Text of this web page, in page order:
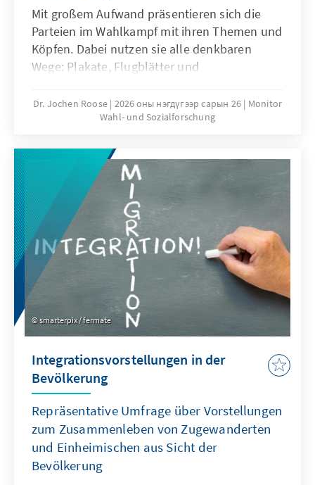
Mit großem Aufwand präsentieren sich die
Parteien im Wahlkampf mit ihren Themen und
Köpfen. Dabei nutzen sie alle denkbaren
Wege: Plakate, Flugblätter und
Zeitungen und Zeitschriften, Werbung in
Sozialen Medien, Stände auf der Straße und
Beispiel an der Haustür. Doch was erreicht die
Wahlberechtigten? Welcher Weg der
Wahlwerbung war erfolgreich? Die Konrad-
Adenauer-Stiftung ist dieser Frage in einer
repräsentativen Umfrage nachgegangen. Das
Ergebnis: Wahlwerbung kommt an.
Dr. Jochen Roose 2026 оны нэгдүгээр сарын 26
Monitor
Wahl- und Sozialforschung
smarterpix / fermate
Integrationsvorstellungen in der
Bevölkerung
Repräsentative Umfrage über Vorstellungen
zum Zusammenleben von Zugewanderten
und Einheimischen aus Sicht der
Bevölkerung